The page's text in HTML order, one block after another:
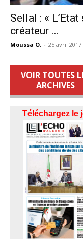
Sellal : «
créateur ...
Moussa O. - 25 avril 2017
VOIR TOUTES
ARCHIVES